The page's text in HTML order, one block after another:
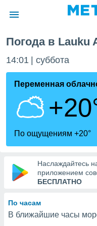
о
Вы можете
к этому
доступ
Погода в Lauku
14:01 суббота
Переменная
По ощущениям +20°
Наслаждайтесь
приложением
БЕСПЛАТНО
По часам
В ближайшие часы